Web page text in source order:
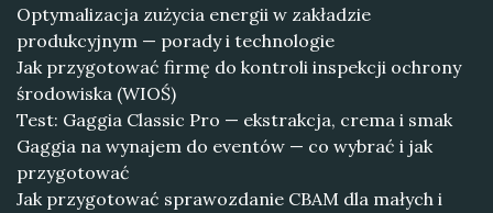
Optymalizacja zużycia energii w zakładzie
produkcyjnym — porady i technologie
Jak przygotować firmę do kontroli inspekcji ochrony
środowiska (WIOŚ)
Test: Gaggia Classic Pro — ekstrakcja, crema i smak
Gaggia na wynajem do eventów — co wybrać i jak
przygotować
Jak przygotować sprawozdanie CBAM dla małych i